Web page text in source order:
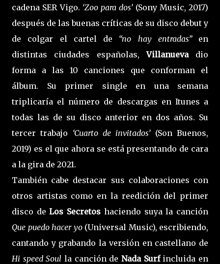
cadena SER Vigo. ‘Zoo para dos’ (Sony Music, 2017)
después de las buenas críticas de su disco debut y
de colgar el cartel de “no hay entradas” en
distintas ciudades españolas,Villanueva dio
forma a las 10 canciones que conforman el
álbum. Su primer single en una semana
triplicaría el número de descargas en Itunes a
todas las de su disco anterior en dos años. Su
tercer trabajo ‘Cuarto de invitados’(Son Buenos,
2019) es el que ahora se está presentando de cara
a la gira de 2021.
También cabe destacar sus colaboraciones con
otros artistas como en la reedición del primer
disco deLos Secretos haciendo suya la canción
Que puedo hacer yo(Universal Music), escribiendo,
cantando y grabando la versión en castellano de
Hi speed Soul la canción deNada Surfincluida en